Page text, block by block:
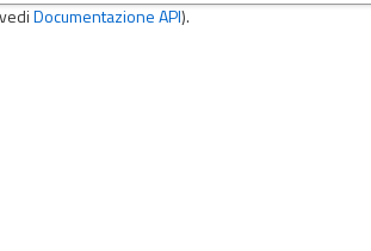
Documentazione API).